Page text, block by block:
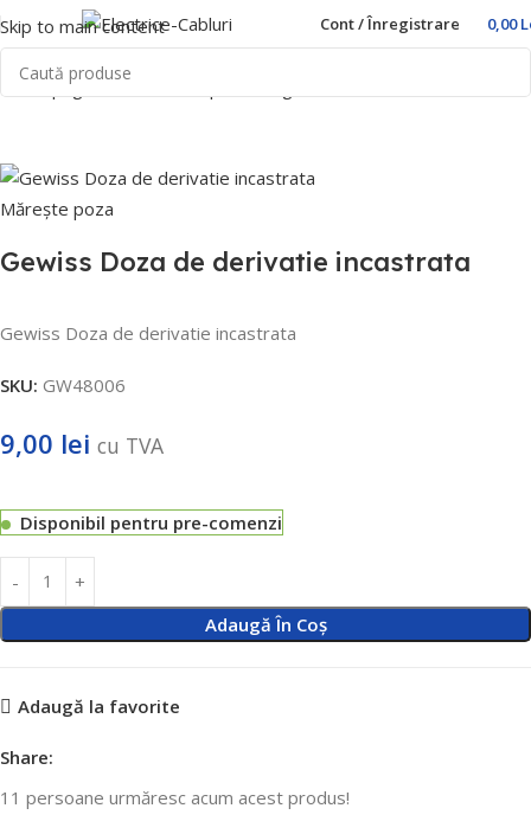
Skip to main content Cont / Înregistrare 0,00
Prima pagină
Mărește poza
Gewiss Doza de derivatie incastrata
Gewiss Doza de derivatie incastrata
SKU: GW48006
9,00 lei cu TVA
Disponibil pentru pre-comenzi
Adaugă În Coș
Adaugă la favorite
Share:
11 persoane urmăresc acum acest produs!